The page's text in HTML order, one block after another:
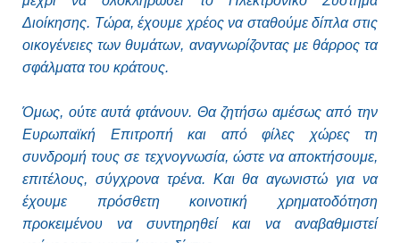
Διοίκησης. Τώρα, έχουμε χρέος να σταθούμε δίπλα στις
οικογένειες των θυμάτων, αναγνωρίζοντας με θάρρος τα
σφάλματα του κράτους.
Όμως, ούτε αυτά φτάνουν. Θα ζητήσω αμέσως από την
Ευρωπαϊκή Επιτροπή και από φίλες χώρες τη
συνδρομή τους σε τεχνογνωσία, ώστε να αποκτήσουμε,
επιτέλους, σύγχρονα τρένα. Και θα αγωνιστώ για να
έχουμε πρόσθετη κοινοτική χρηματοδότηση
προκειμένου να συντηρηθεί και να αναβαθμιστεί